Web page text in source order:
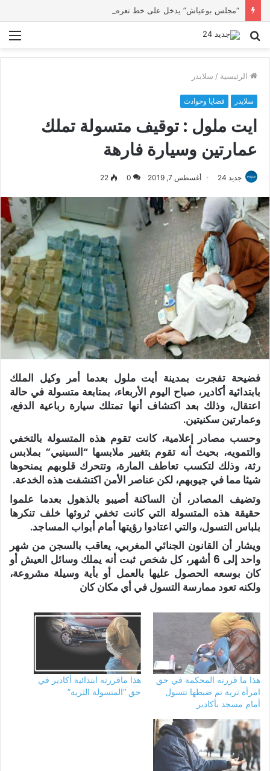
بحث
الرئيسية / سلايدر
سلايدر قضايا وحوادث
ايت ملول : توقيف متسولة تملك
عمارتين وسيارة فارهة
جديد 24 أغسطس 7, 2019 0
22
فضيحة تفجرت بمدينة أيت ملول بعدما أمر وكيل الملك
بابتدائية أكادير، صباح اليوم الأربعاء، بمتابعة متسولة في حالة
اعتقال، وذلك بعد اكتشاف أنها تمتلك سيارة رباعية الدفع،
وعمارتين سكنيتين.
وحسب مصادر إعلامية، كانت تقوم هذه المتسولة بالتخفي
والتمويه، بحيث أنه تقوم بتغيير ملابسها “السينيي” بملابس
رثة، وذلك لتكسب تعاطف المارة، وتتحرك قلوبهم يمنحوها
شيئا مما في جيوبهم، لكن عناصر الأمن اكتشفت هذه الخدعة.
وتضيف المصادر، أن الساكنة أصيبو بالذهول بعدما علموا
حقيقة هذه المتسولة التي كانت تخفي ثروثها خلف تنكرها
بلباس التسول، والتي اعتادوا رؤيتها أمام أبواب المساجد.
ويشار أن القانون الجنائي المغربي، يعاقب بالسجن من شهر
واحد إلى 6 أشهر، كل شخص ثبت أنه يملك وسائل العيش أو
كان بوسعه الحصول عليها بالعمل أو بأية وسيلة مشروعة،
ولكنه تعود ممارسة التسول في أي مكان كان
هذا ما قررته المحكمة في حق
امرأة ثرية تم ضبطها تتسول
أمام مسجد بأكادير
هذا ماقررته ابتدائية أكادير في
حق “المتسولة الثرية”